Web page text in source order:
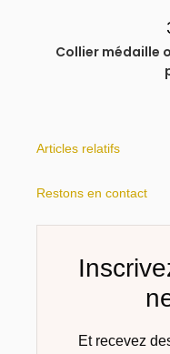
Collier médaille
Articles relatifs
Restons en contact​
Et recevez